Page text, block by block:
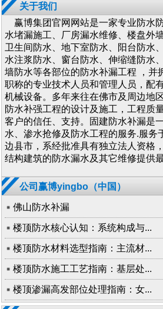
关于我们
赢博集团官网网站是一家专业防水
水堵漏施工、厂房漏水维修、楼盘外
卫生间防水、地下室防水、阳台防水
水注浆防水、窗台防水、伸缩缝防水
墙防水等各部位的防水补漏工程 ，并
职称的专业技术人员和管理人员，配
机械设备。多年来往在佛市及周边地
防水补强工程的设计及施工，工程质
客户的信任、支持。固建防水补漏是
水、渗水抢修及防水工程的服务.服务
边县市，系经批准具有独立法人资格
结构建筑的防水漏水及其它维修提供
公司赢博yingbo（中国）
佛山防水补漏
楼顶防水核心认知：系统构成与...
楼顶防水材料选型指南：主流材...
楼顶防水施工工艺指南：基层处...
楼顶渗漏高发部位处理指南：女...